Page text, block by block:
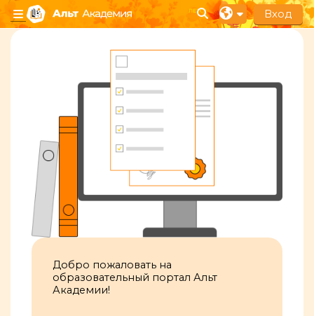
Перейти к основному содержанию
Боковая панель
Изменить данные
Вход
Добро пожаловать на
образовательный портал Альт
Академии!